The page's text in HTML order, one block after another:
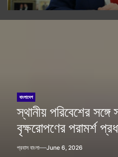
বাংলাদেশ
স্থানীয় পরিবেশের সঙ্গে
বৃক্ষরোপণের পরামর্শ
প্রবাস বাংলা June 6, 2026